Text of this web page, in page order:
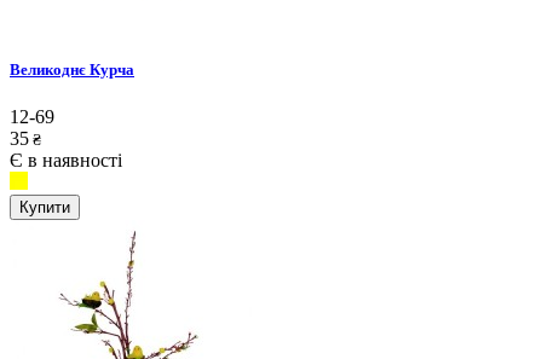
Великоднє Курча
12-69
35 ₴
Є в наявності
Купити